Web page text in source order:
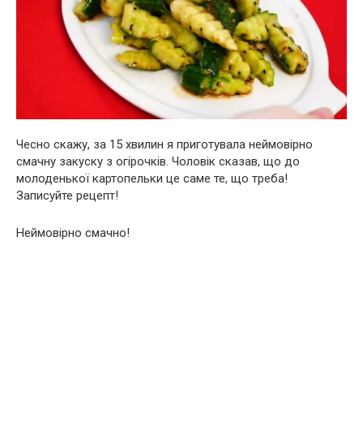
Чесно скажу, за 15 хвилин я приготувала неймовірно
смачну закуску з огірочків. Чоловік сказав, що до
молоденької картопельки це саме те, що треба!
Записуйте рецепт!
Неймовірно смачно!